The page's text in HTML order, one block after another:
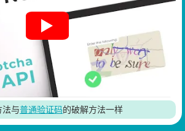
与普通验证码的破解方法一样